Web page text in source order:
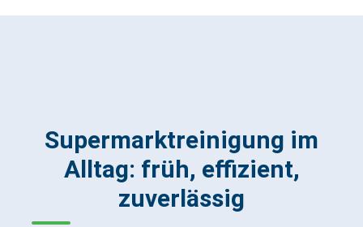
Supermarktreinigung im
Alltag: früh, effizient,
zuverlässig